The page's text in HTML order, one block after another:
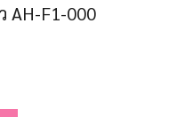
AH-F1-000